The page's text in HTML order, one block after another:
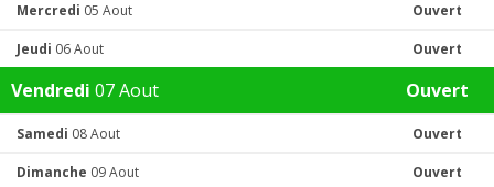
Mercredi 05 Aout Ouvert
Jeudi 06 Aout Ouvert
Vendredi 07 Aout Ouvert
Samedi 08 Aout Ouvert
Dimanche 09 Aout Ouvert